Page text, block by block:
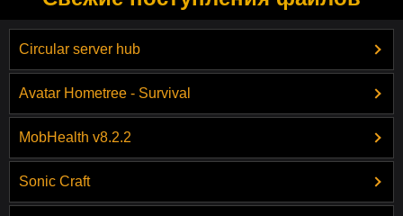
Circular server hub
Avatar Hometree - Survival
MobHealth v8.2.2
Sonic Craft